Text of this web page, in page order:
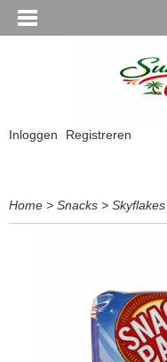
Inloggen Registreren
Home > Snacks >